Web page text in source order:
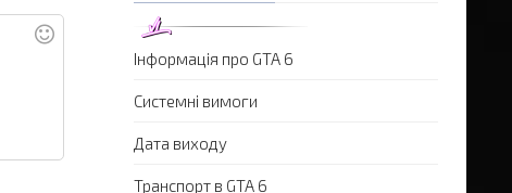
Інформація про GTA 6
Системні вимоги
Дата виходу
Транспорт в GTA 6